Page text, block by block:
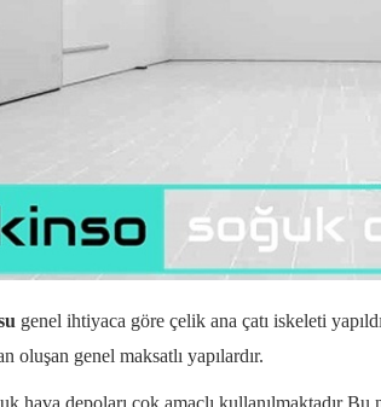
genel ihtiyaca göre çelik ana çatı iskeleti
oluşan genel maksatlı yapılardır.
hava depoları çok amaçlı kullanılmaktadır